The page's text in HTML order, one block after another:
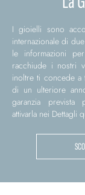
I gioielli sono
internazionale di
le informazioni
racchiude i nostri
inoltre ti concede a
di un ulteriore
garanzia
attivarla nei Dettagli